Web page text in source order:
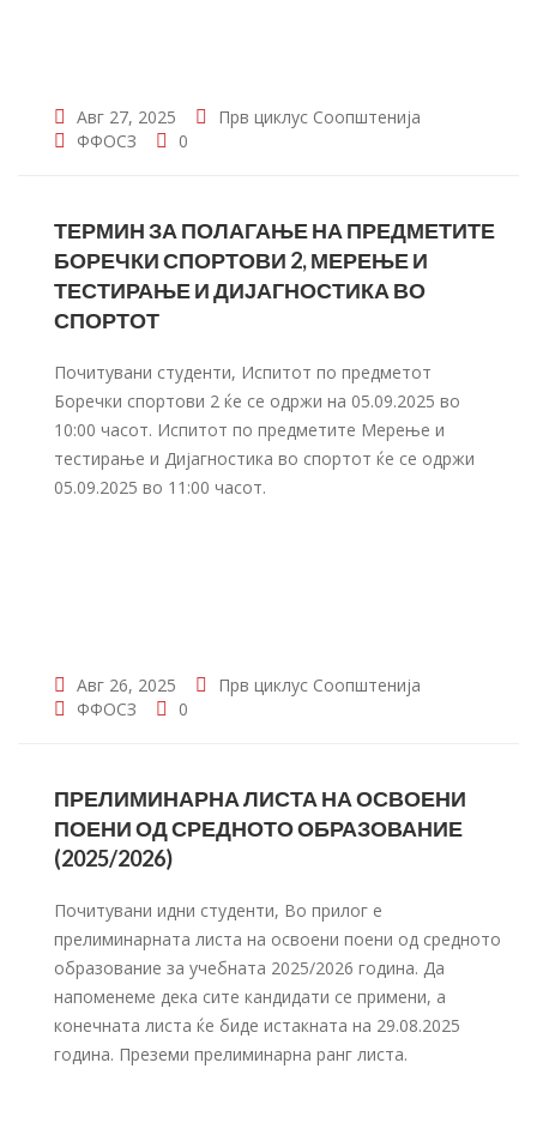
Авг 27, 2025 Прв циклус Соопштенија
ФФОСЗ
0
ТЕРМИН ЗА ПОЛАГАЊЕ НА ПРЕДМЕТИТЕ
БОРЕЧКИ СПОРТОВИ 2, МЕРЕЊЕ И
ТЕСТИРАЊЕ И ДИЈАГНОСТИКА ВО
СПОРТОТ
Почитувани студенти, Испитот по предметот
Боречки спортови 2 ќе се одржи на 05.09.2025 во
10:00 часот. Испитот по предметите Мерење и
тестирање и Дијагностика во спортот ќе се одржи
05.09.2025 во 11:00 часот.
Авг 26, 2025 Прв циклус Соопштенија
ФФОСЗ
0
ПРЕЛИМИНАРНА ЛИСТА НА ОСВОЕНИ
ПОЕНИ ОД СРЕДНОТО ОБРАЗОВАНИЕ
(2025/2026)
Почитувани идни студенти, Во прилог е
прелиминарната листа на освоени поени од средното
образование за учебната 2025/2026 година. Да
напоменеме дека сите кандидати се примени, а
конечната листа ќе биде истакната на 29.08.2025
година. Преземи прелиминарна ранг листа.